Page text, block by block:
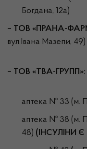
Богдана, 12а)
– ТОВ «ПРАНА-
вул.Івана Мазепи, 49)
– ТОВ «ТВА-ГРУПП»:
аптека № 33 (м.
аптека № 38 (м.
48) (ІНСУЛІНИ